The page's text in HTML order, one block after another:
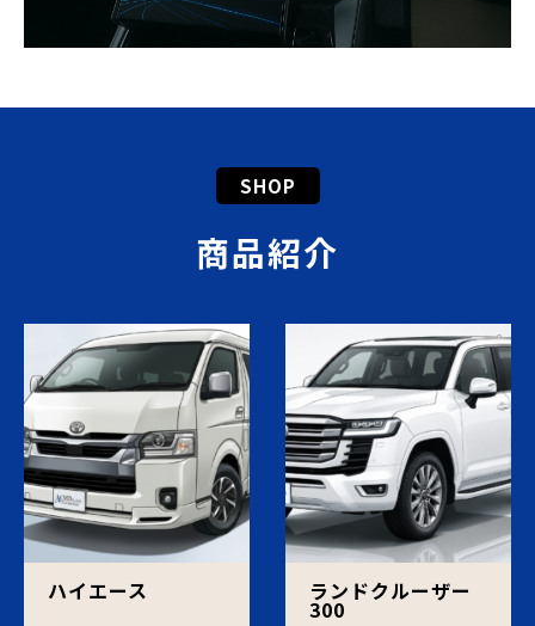
SHOP
商品紹介
ハイエース ランドクルーザー
300